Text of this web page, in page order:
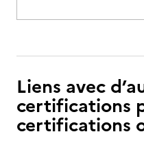
Liens avec
certifications
certifications